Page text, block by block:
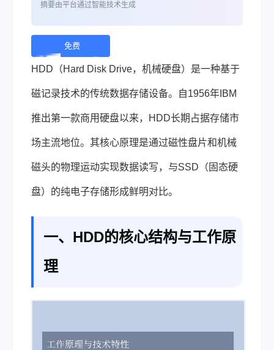
摘要由平台通过智能技术生成
免费
下
载 |
HDD（Hard Disk Drive，机械硬盘）是一种基于
磁记录技术的传统数据存储设备。自1956年IBM
推出第一款商用硬盘以来，HDD长期占据存储市
场主流地位。其核心原理是通过磁性盘片和机械
磁头的物理运动实现数据读写，与SSD（固态硬
盘）的纯电子存储形成鲜明对比。
一、HDD的核心结构与工作原
理